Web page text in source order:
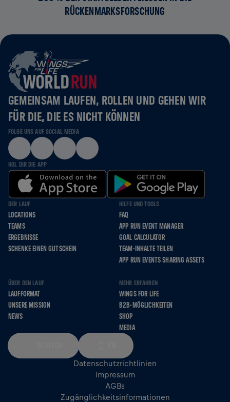
ÜCKENMARKSFORSCHUNG
GEMEINSAM LAUFEN, ROLLEN UND GEHEN WIR
FÜR DIE, DIE ES NICHT KÖNNEN
FOLGE UNS AUF SOCIAL MEDIA
HOL DIR DIE APP
DER LAUF
LOCATIONS
TEAMS
ERGEBNISSE
SCHENKE EINEN GUTSCHEIN
HILFE UND TOOLS
FAQ
APP RUN EVENT MANAGER
GOAL CALCULATOR
TEAM-INHALTE TEILEN
APP RUN EVENTS SHARING ASSETS
ÜBER DEN LAUF
LAUFFORMAT
UNSERE MISSION
NEWS
MEHR ERFAHREN
WINGS FOR LIFE
B2B-MÖGLICHKEITEN
SHOP
MEDIA
Datenschutzrichtlinien
Impressum
AGBs
Zugänglichkeitsinformationen